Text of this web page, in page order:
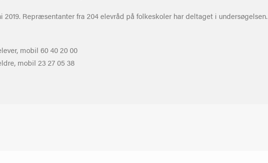
Repræsentanter fra 204 elevråd på folkeskoler har deltaget i undersøgelsen.
mobil 60 40 20 00
mobil 23 27 05 38